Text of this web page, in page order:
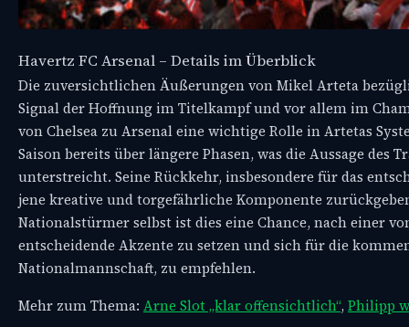
Havertz FC Arsenal – Details im Überblick
Die zuversichtlichen Äußerungen von Mikel Arteta
Signal der Hoffnung im Titelkampf und vor allem im
von Chelsea zu Arsenal eine wichtige Rolle in Artetas
Saison bereits über längere Phasen, was die Aussage
unterstreicht. Seine Rückkehr, insbesondere für das
jene kreative und torgefährliche Komponente
Nationalstürmer selbst ist dies eine Chance, nach einer
entscheidende Akzente zu setzen und sich für die
Nationalmannschaft, zu empfehlen.
Mehr zum Thema: Arne Slot „klar offensichtlich“, Philipp